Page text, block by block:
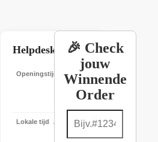
Helpdesk
Openingstijden 19:00
22:00
Lokale tijd
6-8-2026
18:31:32
🎉 Check
jouw
Winnende
Order